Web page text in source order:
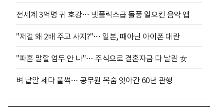
전세계 3억명 귀 호강… 넷플릭스급 돌풍 일으킨 음악 앱
"저걸 왜 2배 주고 사지?"… 일본, 때아닌 아이폰 대란
"파혼 말할 엄두 안 나"… 주식으로 결혼자금 다 날린 女
벼 낱알 세다 풀썩… 공무원 목숨 앗아간 60년 관행